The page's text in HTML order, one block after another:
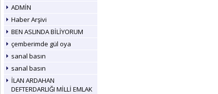
ADMİN
Haber Arşivi
BEN ASLINDA BİLİYORUM
çemberimde gül oya
sanal basın
sanal basın
İLAN ARDAHAN
DEFTERDARLIĞI MİLLİ EMLAK